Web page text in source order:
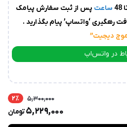
ساعت پس از ثبت سفارش پیامک
رهگیری ‘واتساپ’ پیام بگذارید .
دیجیت”
در واتس‌اپ
5,300,000 2٪
5,229,000تومان